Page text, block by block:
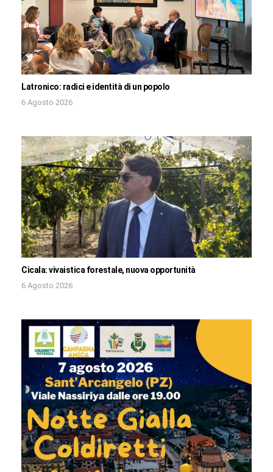
Latronico: radici e identità di un popolo
6 Agosto 2026
Cicala: vivaistica forestale, nuova opportunità
6 Agosto 2026